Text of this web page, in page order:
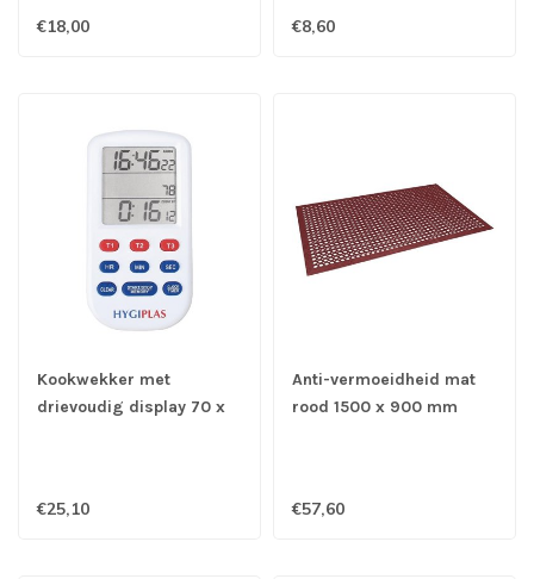
€18,00 €8,60
Kookwekker met
drievoudig display 70 x
€25,10
Anti-vermoeidheid mat
rood 1500 x 900 mm
€57,60